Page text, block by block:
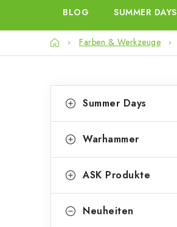
BLOG SUMMER DAYS
StartseiteFarben & Werkzeuge
e
t
e
überspringen
a
e
o
Summer Days
Warhammer
ASK Produkte
Neuheiten